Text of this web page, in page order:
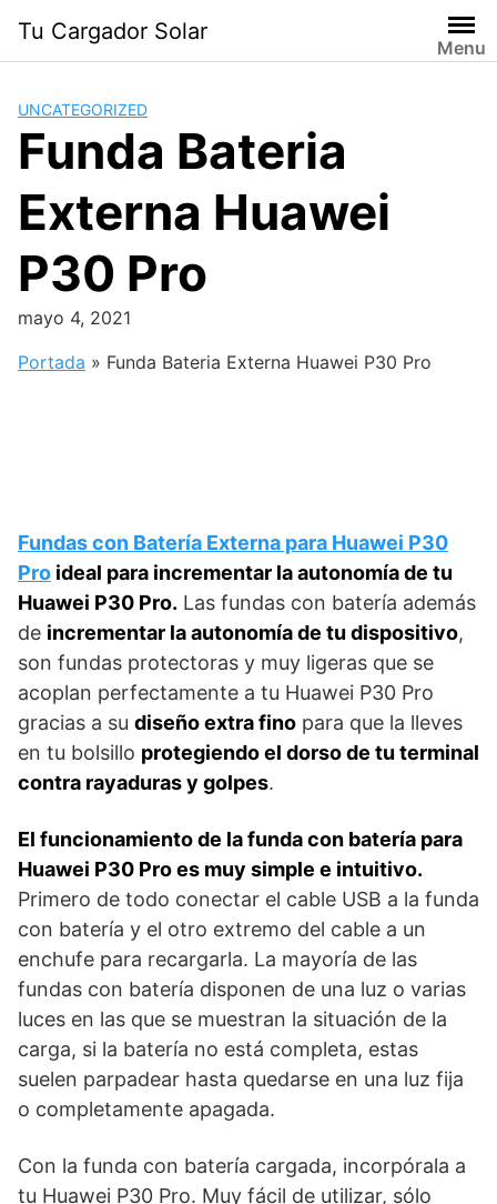
contenido
Tu Cargador Solar
Menu
UNCATEGORIZED
Funda Bateria
Externa Huawei
P30 Pro
mayo 4, 2021
Portada » Funda Bateria Externa Huawei P30 Pro
Fundas con Batería Externa para Huawei P30
Pro ideal para incrementar la autonomía de tu
Huawei P30 Pro. Las fundas con batería además
de incrementar la autonomía de tu dispositivo,
son fundas protectoras y muy ligeras que se
acoplan perfectamente a tu Huawei P30 Pro
gracias a su diseño extra fino para que la lleves
en tu bolsillo protegiendo el dorso de tu terminal
contra rayaduras y golpes.
El funcionamiento de la funda con batería para
Huawei P30 Pro es muy simple e intuitivo.
Primero de todo conectar el cable USB a la funda
con batería y el otro extremo del cable a un
enchufe para recargarla. La mayoría de las
fundas con batería disponen de una luz o varias
luces en las que se muestran la situación de la
carga, si la batería no está completa, estas
suelen parpadear hasta quedarse en una luz fija
o completamente apagada.
Con la funda con batería cargada, incorpórala a
tu Huawei P30 Pro. Muy fácil de utilizar, sólo